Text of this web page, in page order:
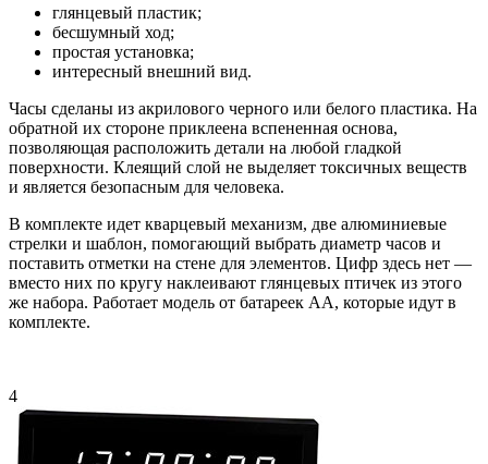
глянцевый пластик;
бесшумный ход;
простая установка;
интересный внешний вид.
Часы сделаны из акрилового черного или белого пластика. На
обратной их стороне приклеена вспененная основа,
позволяющая расположить детали на любой гладкой
поверхности. Клеящий слой не выделяет токсичных веществ
и является безопасным для человека.
В комплекте идет кварцевый механизм, две алюминиевые
стрелки и шаблон, помогающий выбрать диаметр часов и
поставить отметки на стене для элементов. Цифр здесь нет —
вместо них по кругу наклеивают глянцевых птичек из этого
же набора. Работает модель от батареек АА, которые идут в
комплекте.
4